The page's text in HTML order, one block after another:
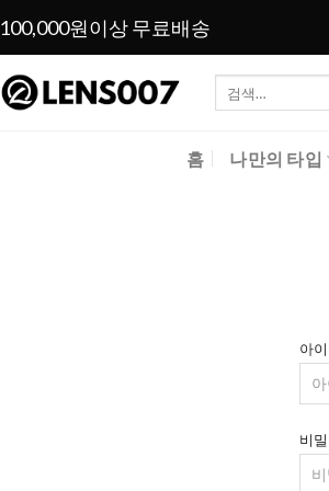
100,000원이상 무료배송
색:
홈 나만의 타입
아
비